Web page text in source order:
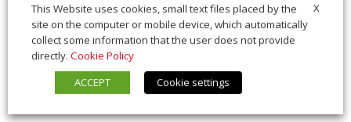
X
This Website uses cookies, small text files placed by the
site on the computer or mobile device, which automatically
collect some information that the user does not provide
directly. Cookie Policy
ACCEPT
Cookie settings